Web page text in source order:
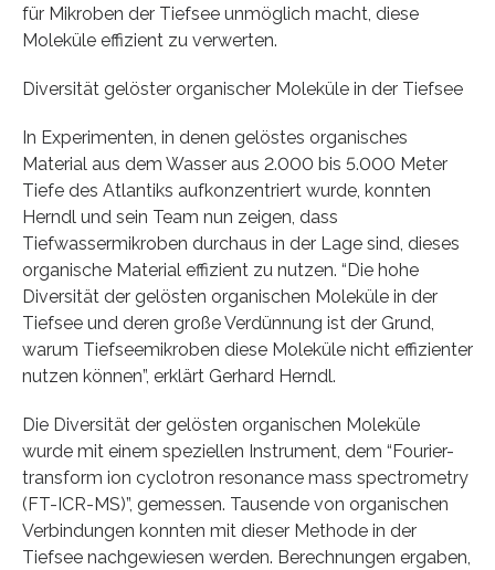
für Mikroben der Tiefsee unmöglich macht, diese
Moleküle effizient zu verwerten.
Diversität gelöster organischer Moleküle in der Tiefsee
In Experimenten, in denen gelöstes organisches
Material aus dem Wasser aus 2.000 bis 5.000 Meter
Tiefe des Atlantiks aufkonzentriert wurde, konnten
Herndl und sein Team nun zeigen, dass
Tiefwassermikroben durchaus in der Lage sind, dieses
organische Material effizient zu nutzen. “Die hohe
Diversität der gelösten organischen Moleküle in der
Tiefsee und deren große Verdünnung ist der Grund,
warum Tiefseemikroben diese Moleküle nicht effizienter
nutzen können”, erklärt Gerhard Herndl.
Die Diversität der gelösten organischen Moleküle
wurde mit einem speziellen Instrument, dem “Fourier-
transform ion cyclotron resonance mass spectrometry
(FT-ICR-MS)”, gemessen. Tausende von organischen
Verbindungen konnten mit dieser Methode in der
Tiefsee nachgewiesen werden. Berechnungen ergaben,